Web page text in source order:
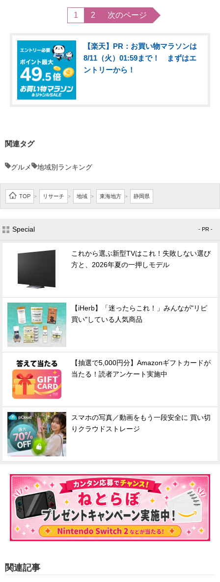
1 2 次のページ
【楽天】PR：お買い物マラソンは
8/11（火）01:59まで！ まずはエ
ントリーから！
関連タグ
グルメ 地域別ランキング
TOP > リサーチ > 地域 > 東海地方 > 静岡県
Special - PR -
これから選ぶ新型TVはこれ！失敗しない選び
方と、2026年夏の一押しモデル
【iHerb】「迷ったらこれ！」みんなが"リピ
買い"している人気商品
【抽選で5,000円分】Amazonギフトカードが
当たる！読者アンケート実施中
スマホの写真／動画をもう一段安全に 買い切
りクラウドストレージ
関連記事